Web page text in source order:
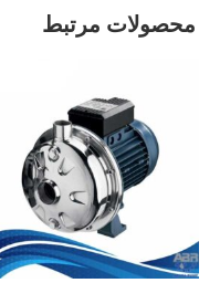
محصولات مرتبط